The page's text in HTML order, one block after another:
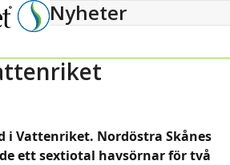
Nyheter
i Vattenriket. Nordöstra Skånes
ett sextiotal havsörnar för två